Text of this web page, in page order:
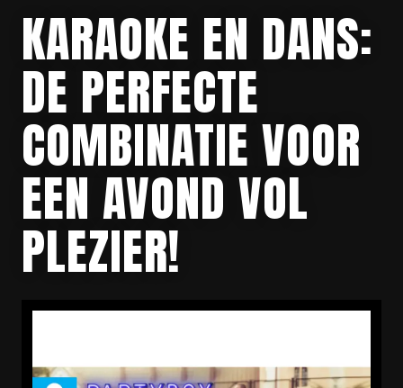
KARAOKE EN DANS:
DE PERFECTE
COMBINATIE VOOR
EEN AVOND VOL
PLEZIER!